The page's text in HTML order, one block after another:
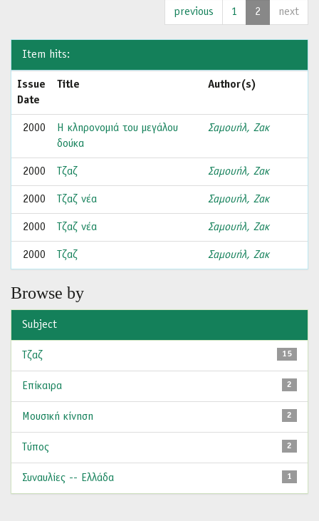
previous 1 2 next
Item hits:
Issue
Date
Title Author(s)
2000
Η κληρονομιά του μεγάλου
δούκα
Σαμουήλ, Ζακ
2000 Τζαζ Σαμουήλ, Ζακ
2000 Τζαζ νέα Σαμουήλ, Ζακ
2000 Τζαζ νέα Σαμουήλ, Ζακ
2000 Τζαζ Σαμουήλ, Ζακ
Browse by
Subject
15
Τζαζ
2
Επίκαιρα
2
Μουσική κίνηση
2
Τύπος
1
Συναυλίες -- Ελλάδα